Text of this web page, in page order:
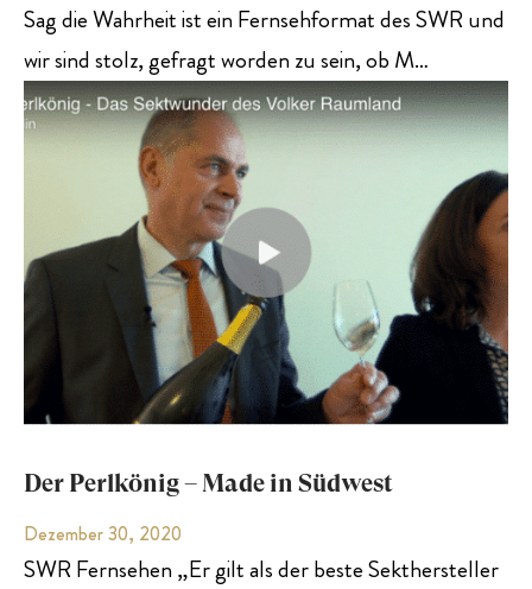
Sag die Wahrheit ist ein Fernsehformat des SWR und
wir sind stolz, gefragt worden zu sein, ob M…
Der Perlkönig – Made in Südwest
Dezember 30, 2020
SWR Fernsehen „Er gilt als der beste Sekthersteller